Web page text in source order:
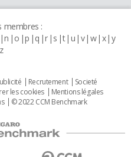
membres :
n o p q r s t u v w x y
z
Recrutement
Societé
les cookies
Mentions légales
© 2022 CCM Benchmark